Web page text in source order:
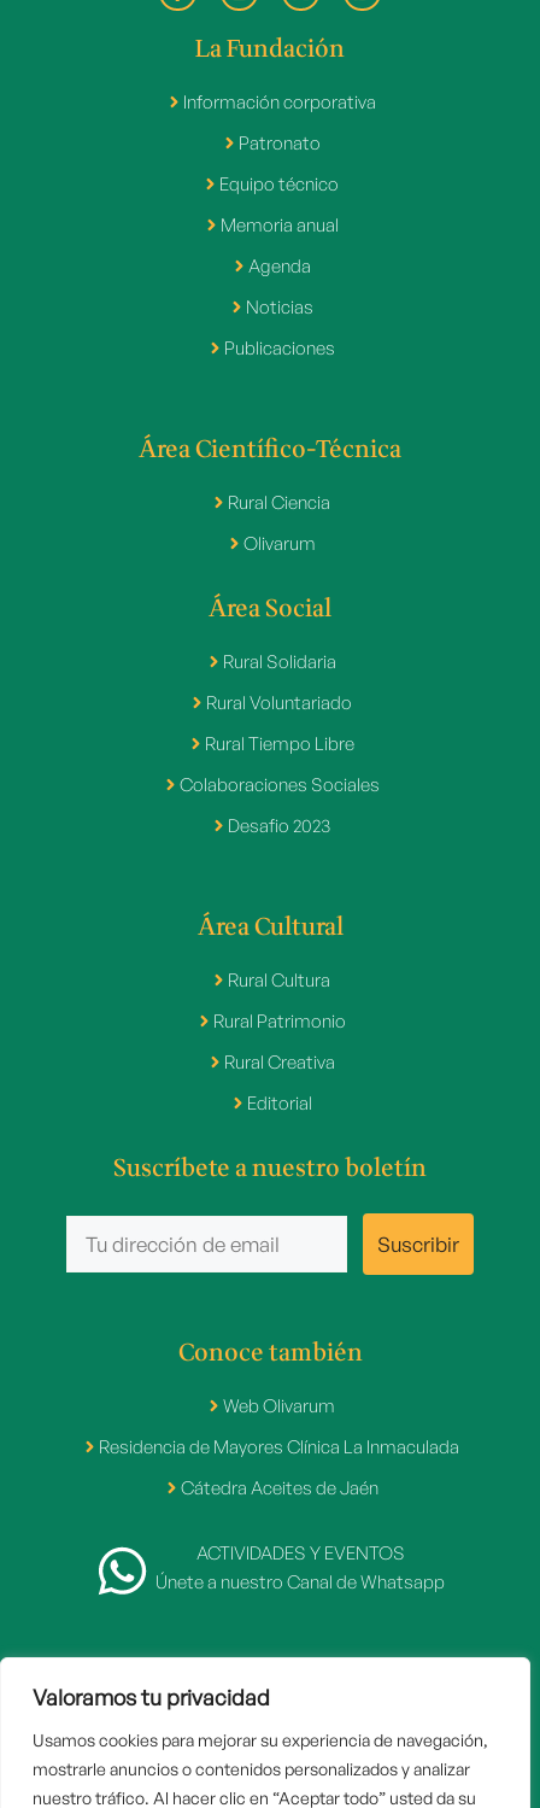
Valoramos tu privacidad
Usamos cookies para mejorar su experiencia de navegación,
mostrarle anuncios o contenidos personalizados y analizar
nuestro tráfico. Al hacer clic en “Aceptar todo” usted da su
La Fundación
Información corporativa
Patronato
Equipo técnico
Memoria anual
Agenda
Noticias
Publicaciones
Área Científico-Técnica
Rural Ciencia
Olivarum
Área Social
Rural Solidaria
Rural Voluntariado
Rural Tiempo Libre
Colaboraciones Sociales
Desafio 2023
Área Cultural
Rural Cultura
Rural Patrimonio
Rural Creativa
Editorial
Suscríbete a nuestro boletín
Conoce también
Web Olivarum
Residencia de Mayores Clínica La Inmaculada
Cátedra Aceites de Jaén
ACTIVIDADES Y EVENTOS
Únete a nuestro Canal de Whatsapp
2007 - 2026 © Fundación Caja Rural de Jaén
Inicio
Aviso legal